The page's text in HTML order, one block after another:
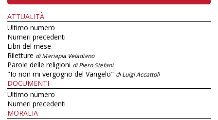
ATTUALITÀ
Ultimo numero
Numeri precedenti
Libri del mese
Riletture di Mariapia Veladiano
Parole delle religioni di Piero Stefani
"Io non mi vergogno del Vangelo" di Luigi Accattoli
DOCUMENTI
Ultimo numero
Numeri precedenti
MORALIA